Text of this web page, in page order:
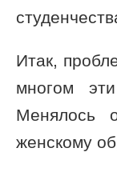
Итак,
многом
Менялось
женскому